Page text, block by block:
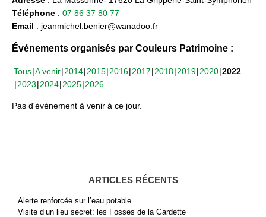
Téléphone : 07 86 37 80 77
Email : jeanmichel.benier@wanadoo.fr
Événements organisés par Couleurs Patrimoine :
Tous A venir 2014 2015 2016 2017 2018 2019 2020 2022
2023 2024 2025 2026
Pas d'événement à venir à ce jour.
ARTICLES RÉCENTS
Alerte renforcée sur l’eau potable
Visite d’un lieu secret: les Fosses de la Gardette